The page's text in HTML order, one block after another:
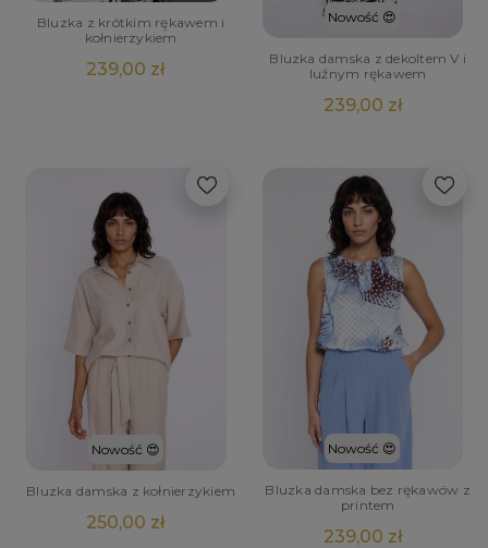
Bluzka z krótkim rękawem i
kołnierzykiem
239,00 zł
Nowość 😍
Bluzka damska z dekoltem V i
luźnym rękawem
239,00 zł
Nowość 😍
Bluzka damska z kołnierzykiem
250,00 zł
Nowość 😍
Bluzka damska bez rękawów z
printem
239,00 zł